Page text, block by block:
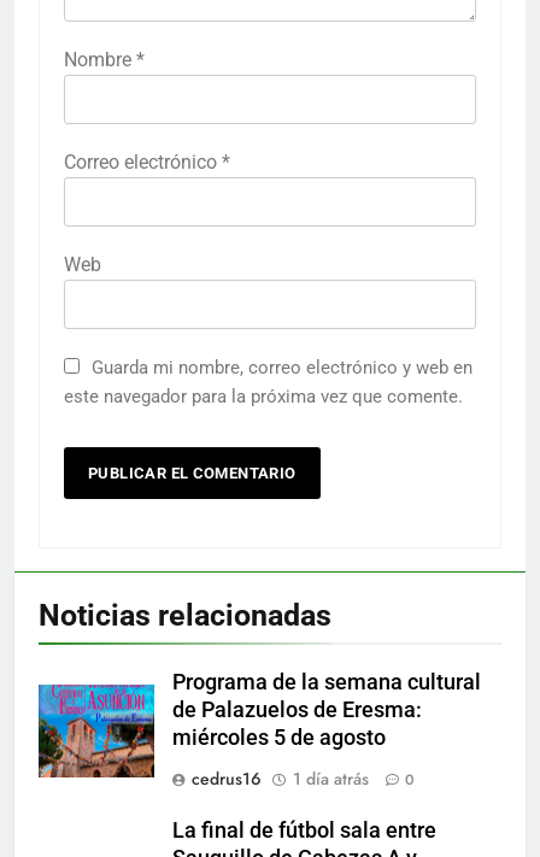
Nombre *
Correo electrónico *
Web
Guarda mi nombre, correo electrónico y web en
este navegador para la próxima vez que comente.
Noticias relacionadas
Programa de la semana cultural
de Palazuelos de Eresma:
miércoles 5 de agosto
cedrus16
1 día atrás 0
La final de fútbol sala entre